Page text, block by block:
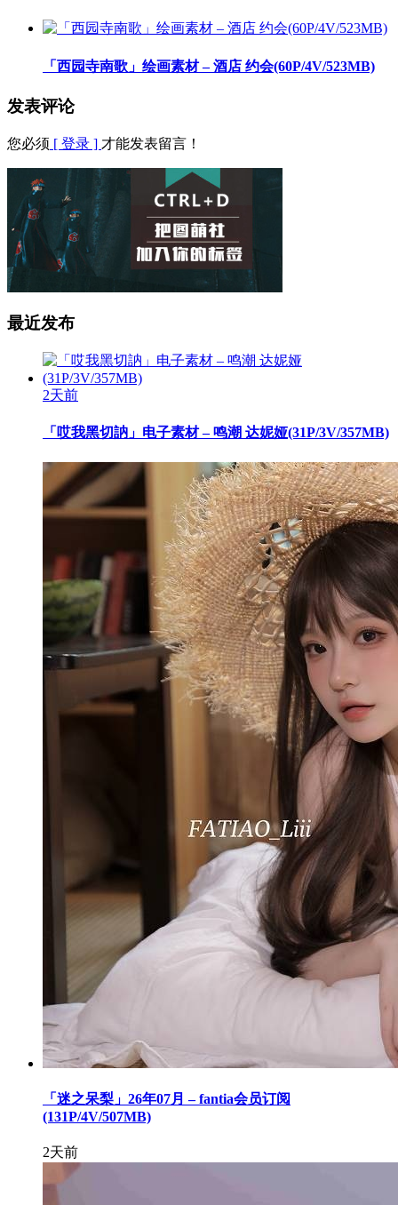
「西园寺南歌」绘画素材 – 酒店 约会(60P/4V/523MB)
发表评论
您必须 [ 登录 ] 才能发表留言！
最近发布
2天前
「哎我黑切訥」电子素材 – 鸣潮 达妮娅(31P/3V/357MB)
「迷之呆梨」26年07月 – fantia会员订阅
(131P/4V/507MB)
2天前